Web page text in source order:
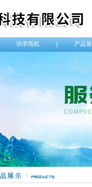
供求商机 产品